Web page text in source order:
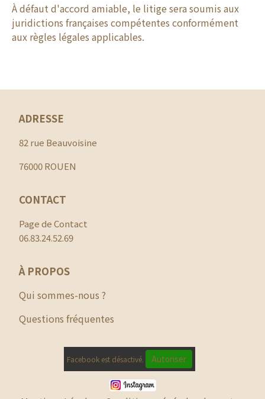
À défaut d'accord amiable, le litige sera soumis aux
juridictions françaises compétentes conformément
aux règles légales applicables.
ADRESSE
82 rue Beauvoisine
76000 ROUEN
CONTACT
Page de Contact
06.83.24.52.69
À PROPOS
Qui sommes-nous ?
Questions fréquentes
Facebook est désactivé. Autoriser